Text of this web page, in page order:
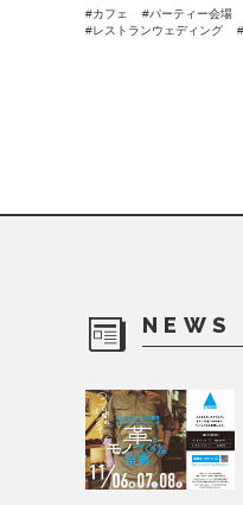
カフェ
パーティー会場
レストランウェディング
NEWS